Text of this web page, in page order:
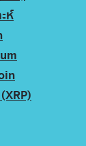
ห์